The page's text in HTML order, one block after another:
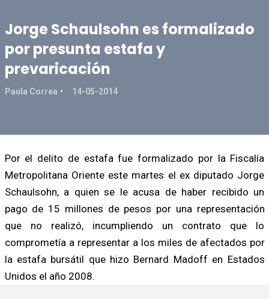
Jorge Schaulsohn es formalizado
por presunta estafa y
prevaricación
Paula Correa 14-05-2014
Por el delito de estafa fue formalizado por la Fiscalía
Metropolitana Oriente este martes el ex diputado Jorge
Schaulsohn, a quien se le acusa de haber recibido un
pago de 15 millones de pesos por una representación
que no realizó, incumpliendo un contrato que lo
comprometía a representar a los miles de afectados por
la estafa bursátil que hizo Bernard Madoff en Estados
Unidos el año 2008.